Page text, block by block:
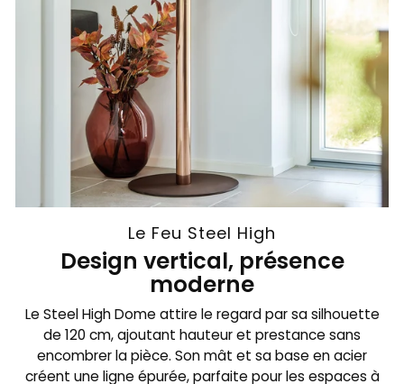
Le Feu Steel High
Design vertical, présence
moderne
Le Steel High Dome attire le regard par sa silhouette
de 120 cm, ajoutant hauteur et prestance sans
encombrer la pièce. Son mât et sa base en acier
créent une ligne épurée, parfaite pour les espaces à